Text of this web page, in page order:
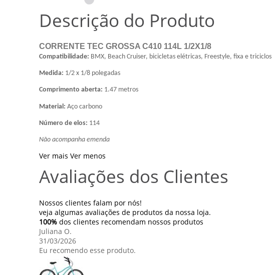
Descrição do Produto
CORRENTE TEC GROSSA C410 114L 1/2X1/8
Compatibilidade: BMX, Beach Cruiser, bicicletas elétricas, Freestyle, fixa e triciclos
Medida: 1/2 x 1/8 polegadas
Comprimento aberta: 1.47 metros
Material: Aço carbono
Número de elos: 114
Não acompanha emenda
Ver mais Ver menos
Avaliações dos Clientes
Nossos clientes falam por nós!
veja algumas avaliações de produtos da nossa loja.
100% dos clientes recomendam nossos produtos
Juliana O.
31/03/2026
Eu recomendo esse produto.